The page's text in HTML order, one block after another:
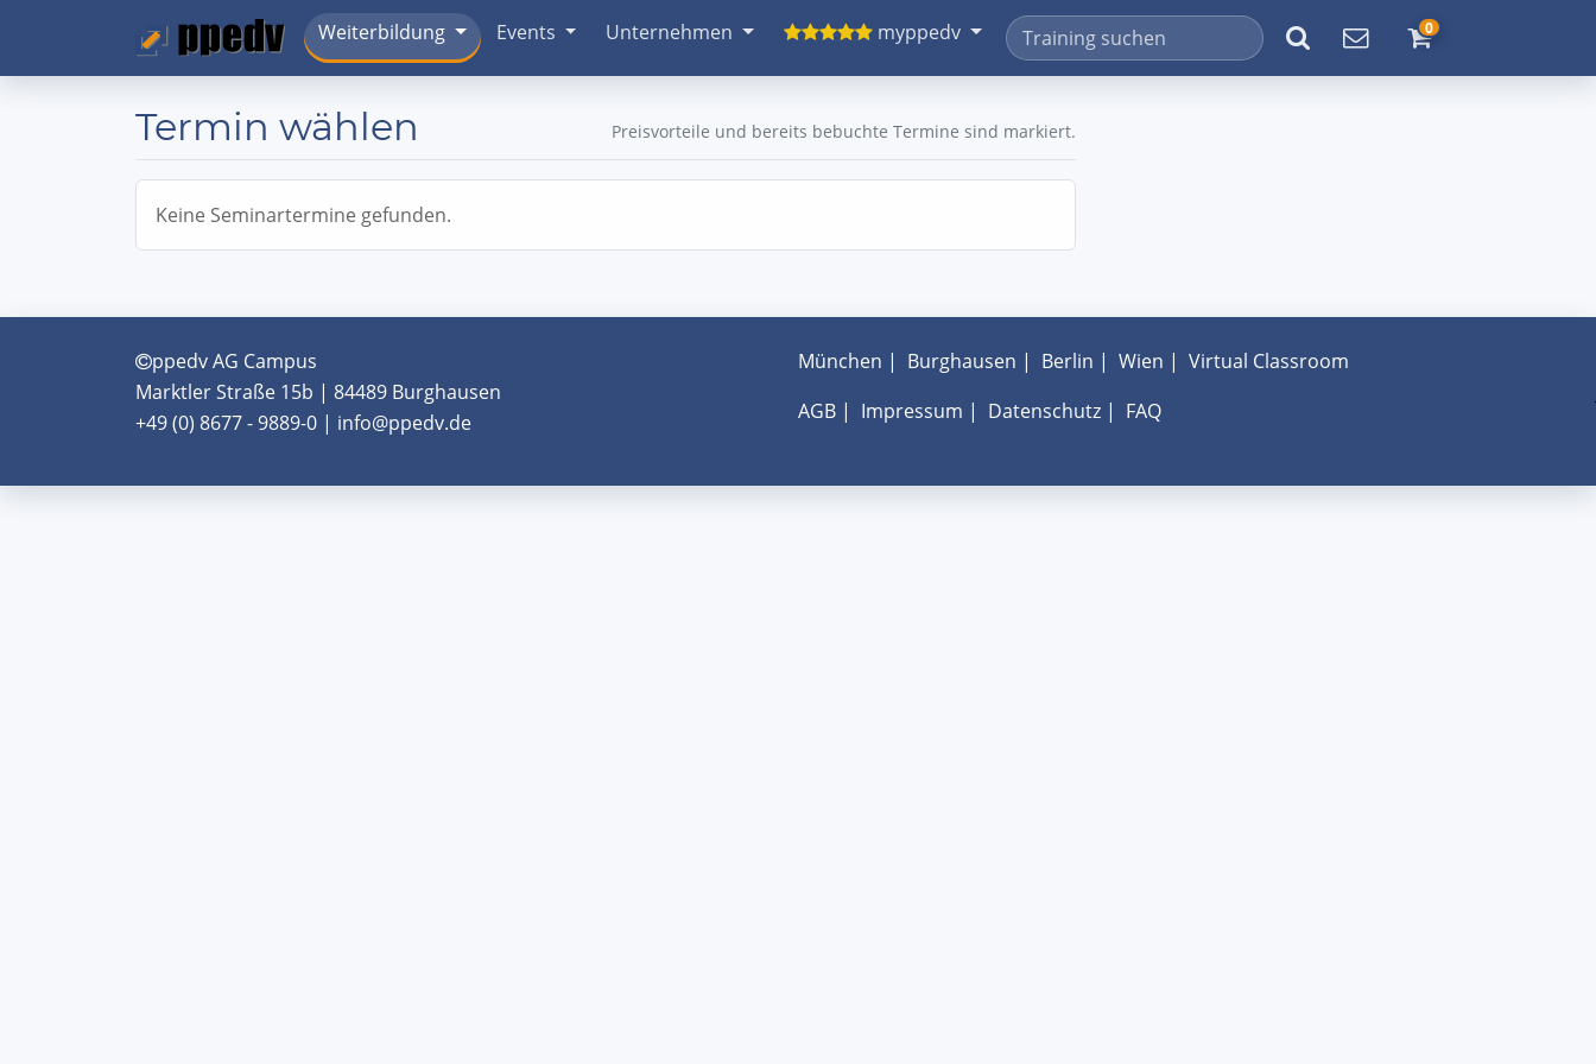
Weiterbildung Events Unternehmen myppedv 0
Termin wählen Preisvorteile und bereits bebuchte Termine sind markiert.
Keine Seminartermine gefunden.
ppedv AG Campus
Marktler Straße 15b | 84489 Burghausen
+49 (0) 8677 - 9889-0 | info@ppedv.de
München | Burghausen | Berlin | Wien | Virtual Classroom
AGB| Impressum | Datenschutz| FAQ